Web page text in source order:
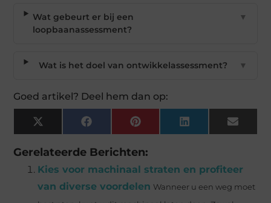
Wat gebeurt er bij een
loopbaanassessment?
▼
Wat is het doel van ontwikkelassessment? ▼
Goed artikel? Deel hem dan op:
X
(Twitter)
Facebook Pinterest LinkedIn Email
Gerelateerde Berichten:
Kies voor machinaal straten en profiteer
van diverse voordelen Wanneer u een weg moet